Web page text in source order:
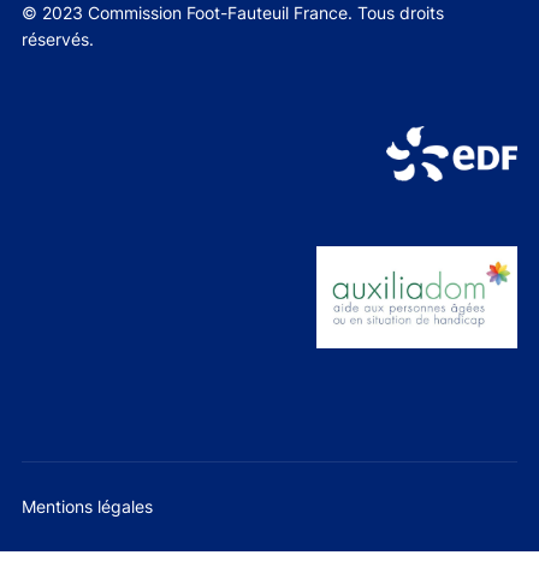
© 2023 Commission Foot-Fauteuil France. Tous droits
réservés.
Mentions légales